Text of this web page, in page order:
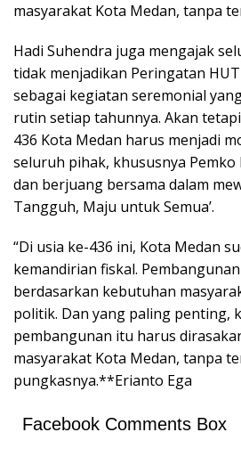
masyarakat Kota Medan, tanpa
Hadi Suhendra juga mengajak
tidak menjadikan Peringatan
sebagai kegiatan seremonial
rutin setiap tahunnya. Akan
436 Kota Medan harus menjadi
seluruh pihak, khususnya
dan berjuang bersama dalam
Tangguh, Maju untuk Semua’.
“Di usia ke-436 ini, Kota Medan
kemandirian fiskal.
berdasarkan kebutuhan
politik. Dan yang paling penting,
pembangunan itu harus
masyarakat Kota Medan, tanpa
pungkasnya.**Erianto Ega
Facebook Comments Box